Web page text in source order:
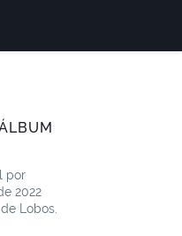
por
2022
Lobos.